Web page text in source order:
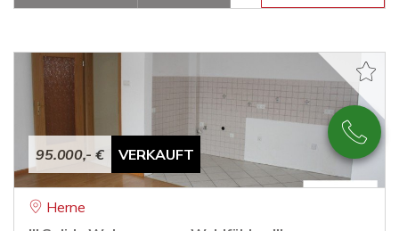
95.000,- € VERKAUFT
Herne